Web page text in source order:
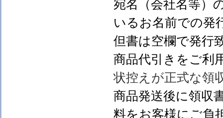
宛名（会社名等）
いるお名前での発
但書は空欄で発行
商品代引きをご利
状控えが正式な領
商品発送後に領収
料をお客様にご負